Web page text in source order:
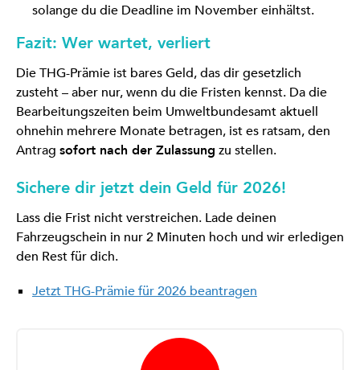
solange du die Deadline im November einhältst.
Fazit: Wer wartet, verliert
Die THG-Prämie ist bares Geld, das dir gesetzlich
zusteht – aber nur, wenn du die Fristen kennst. Da die
Bearbeitungszeiten beim Umweltbundesamt aktuell
ohnehin mehrere Monate betragen, ist es ratsam, den
Antrag sofort nach der Zulassung zu stellen.
Sichere dir jetzt dein Geld für 2026!
Lass die Frist nicht verstreichen. Lade deinen
Fahrzeugschein in nur 2 Minuten hoch und wir erledigen
den Rest für dich.
Jetzt THG-Prämie für 2026 beantragen